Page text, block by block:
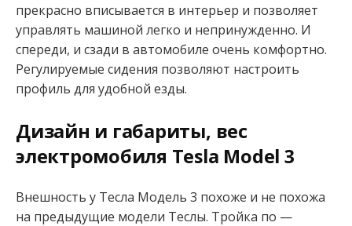
прекрасно вписывается в интерьер и позволяет
управлять машиной легко и непринужденно. И
спереди, и сзади в автомобиле очень комфортно.
Регулируемые сидения позволяют настроить
профиль для удобной езды.
Дизайн и габариты, вес
электромобиля Tesla Model 3
Внешность у Тесла Модель 3 похоже и не похожа
на предыдущие модели Теслы. Тройка по —